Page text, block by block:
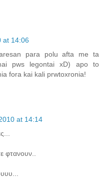
at 14:06
para polu afta me ta
pws legontai xD) apo to
fora kai kali prwtoxronia!
at 14:14
φτανουν..